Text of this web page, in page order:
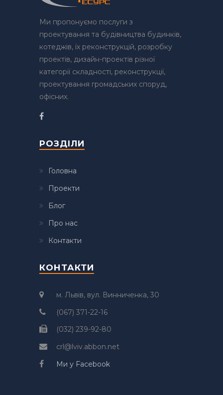
Ми пропонуємо послуги з
проектування та будівництва будинків,
котеджів, їх реконструкцій, розробку
проектів, дизайн-проектів різної
категорії складності, реконструкції,
проектування громадських споруд,
офісних.
РОЗДІЛИ
Головна
Проекти
Блог
Про нас
Контакти
КОНТАКТИ
м. Львів, вул. Винниченка, 30
(067) 371-22-16
(032) 239-92-80
crl@lviv.abbon.net
Ми у Facebook